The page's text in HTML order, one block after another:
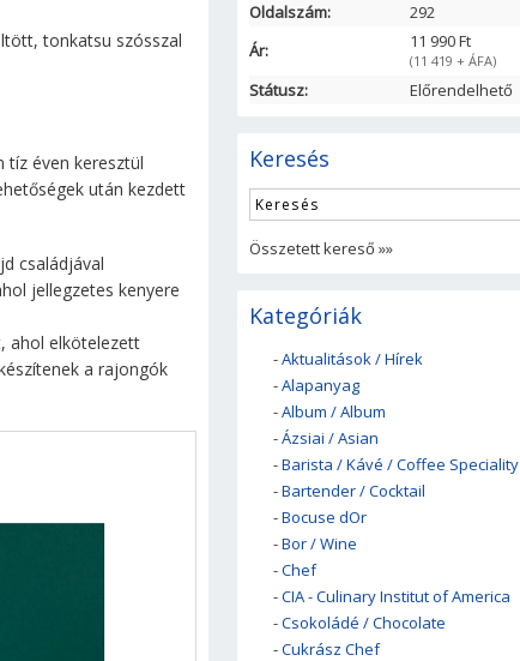
tonkatsu szósszal
éven keresztül
után kezdett
családjával
jellegzetes kenyere
ahol elkötelezett
a rajongók
Oldalszám:
292
Ár:
11 990 Ft
(11 419 + ÁFA)
Státusz: Előrendelhető
Keresés
Összetett kereső »»
Kategóriák
-Aktualitások / Hírek
-Alapanyag
-Album / Album
-Ázsiai / Asian
-Barista / Kávé / Coffee Speciality
-Bartender / Cocktail
-Bocuse dOr
-Bor / Wine
-Chef
-CIA - Culinary Institut of America
-Csokoládé / Chocolate
-Cukrász Chef